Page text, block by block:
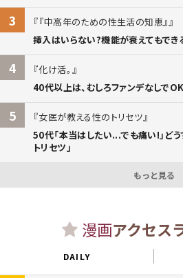
3
『中高年のための性生活の知恵』
挿入はいらない?機能が衰えてもで
4
化け活。
40代以上は、むしろファンデなしで
5
女医が教える性のトリセツ
50代「本当はしたい...でも痛い!」ど
トリセツ」
もっと見る
漫画アクセス
DAILY